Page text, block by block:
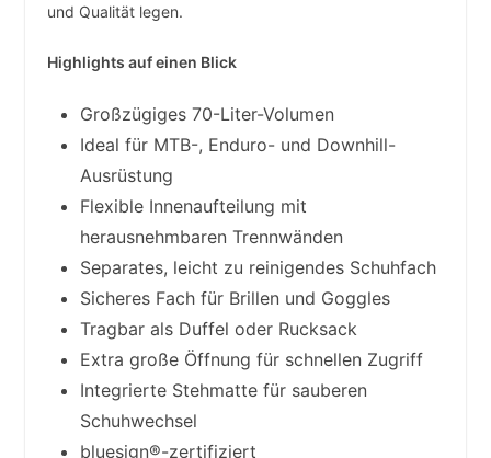
und Qualität legen.
Highlights auf einen Blick
Großzügiges 70-Liter-Volumen
Ideal für MTB-, Enduro- und Downhill-
Ausrüstung
Flexible Innenaufteilung mit
herausnehmbaren Trennwänden
Separates, leicht zu reinigendes Schuhfach
Sicheres Fach für Brillen und Goggles
Tragbar als Duffel oder Rucksack
Extra große Öffnung für schnellen Zugriff
Integrierte Stehmatte für sauberen
Schuhwechsel
bluesign®-zertifiziert